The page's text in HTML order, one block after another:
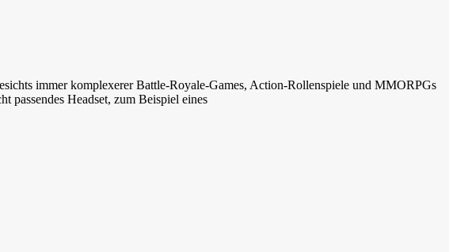
immer komplexerer Battle-Royale-Games, Action-Rollenspiele und MMORPGs
passendes Headset, zum Beispiel eines